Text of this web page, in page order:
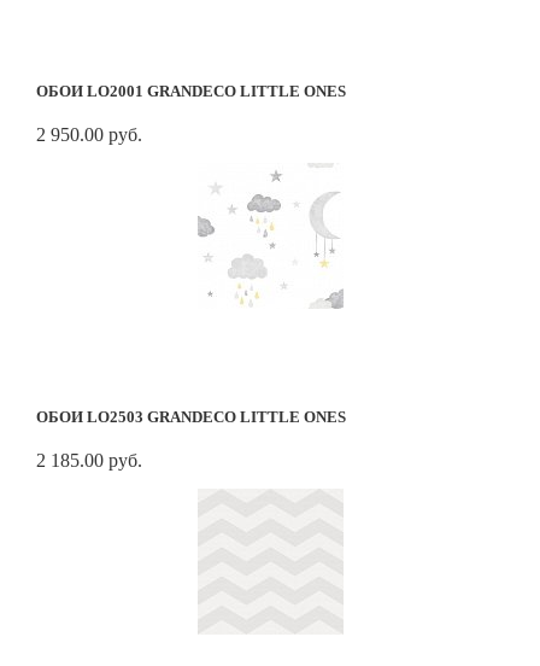
ОБОИ LO2001 GRANDECO LITTLE ONES
2 950.00 руб.
ОБОИ LO2503 GRANDECO LITTLE ONES
2 185.00 руб.